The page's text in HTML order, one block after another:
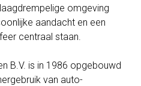
omgeving
aandacht en een
centraal staan.
B.V. is in 1986 opgebouwd
van auto-